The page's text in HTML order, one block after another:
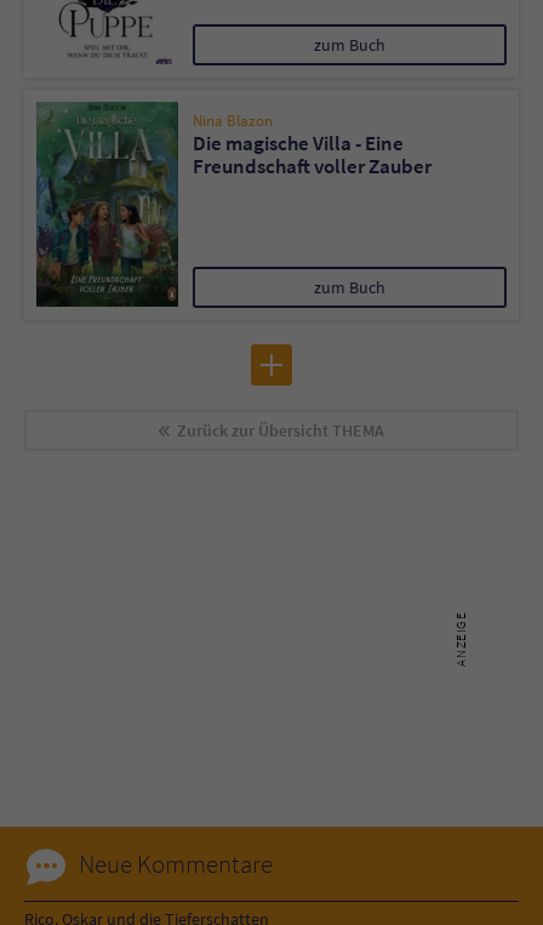
zum Buch
Nina Blazon
Die magische Villa - Eine
Freundschaft voller Zauber
zum Buch
Zurück zur ÜbersichtTHEMA
Neue Kommentare
Rico, Oskar und die Tieferschatten